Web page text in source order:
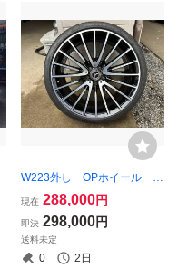
W223外し OPホイール 2
1インチアルミ S500 S580
S400 W222 タイヤホイール
セット メルセデスベンツ
中古
現在 288,000円
即決 298,000円
送料未定
0 2日